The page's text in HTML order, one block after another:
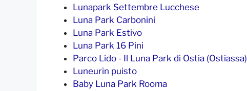
Lunapark Settembre Lucchese
Luna Park Carbonini
Luna Park Estivo
Luna Park 16 Pini
Parco Lido - Il Luna Park di Ostia (Ostiassa)
Luneurin puisto
Baby Luna Park Rooma